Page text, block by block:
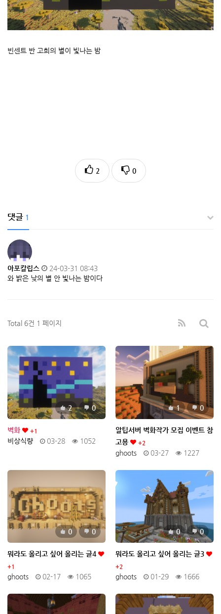
빈센트 반 고희의 별이 빛나는 밤
2 0
댓글 1
아포칼립스
24-03-31 08:43
와 밝은 낮의 별 안 빛나는 밤이다
Total 6건 1 페이지
추천 2
비추천 0
벽화 +1
비상식량 03-28 1052
추천 1
비추천 0
알팁서버 벽화작가 모집 이벤트 참
고용
+2
ghoots 03-27 1227
추천 0
비추천 0
뭐라도 올리고 싶어 올리는 글4
+1
ghoots 02-17 1065
추천 0
비추천 0
뭐라도 올리고 싶어 올리는 글3
+2
ghoots 01-29 1666